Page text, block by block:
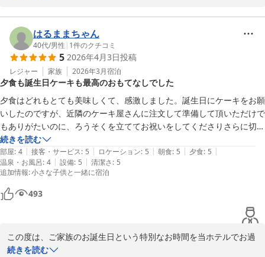
お食事とお部屋の温泉もご満足いただけたとのこと大変嬉しく存じ
ます。
また心温まるご感想をお寄せいただき、スタッフ一同大変励みにな
ります。
夏にまたお会いできるのを楽しみにしております。
Ｍａｈａｌｏ　Ｎｕｉ　Ｌｏａ
ＭＡＫＡＩ ＫＡＭＯＧＡＷＡ ＲＥＳＯＲＴ
2026-05-07
はるままちゃん
40代/男性 | 1件のクチコミ
5 2026年4月3日投稿
レジャー 家族 2026年3月宿泊
夕食も誕生日ケーキも最高のおもてなしでした
夕食はどれもとても美味しくて、感激しました。誕生日にケーキをお願
いしたのですが、近隣のケーキ屋さんに注文して準備して頂いただけで
もありがたいのに、ろうそくを立ててお祝いをしてくださりさらに切り
分けて盛り付けまで…本当にお心遣いに感謝でした。
ロケーションも海まで徒歩2分位で、貝殻やシーグラス探しが楽しめま
した（春先だったので）
続きを読む
部屋: 4 | 接客・サービス: 5 | ロケーション: 5 | 朝食: 5 | 夕食: 5 |
温泉・お風呂: 4 | 設備: 5 | 清潔さ: 5
追加情報:小さな子供と一緒に宿泊
493
この度は、ご家族のお誕生日という特別なお時間を当ホテルでお過
ごしいただき誠に有難うございます。
続きを読む